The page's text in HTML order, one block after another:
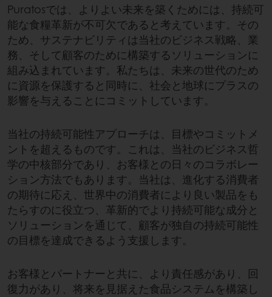
Puratosでは、よりよい未来を築くためには、持続可
能な食糧革新が不可欠であると考えています。その
ため、サステナビリティは当社のビジネス戦略、業
務、そして顧客のために構築するソリューションに
組み込まれています。私たちは、未来の世代のため
に資源を保護すると同時に、社会と地球にプラスの
影響を与えることにコミットしています。
当社の持続可能性アプローチは、目標やコミットメ
ントを超えるものです。これは、当社のビジネス哲
学の中核部分であり、お客様との日々のコラボレー
ション方法でもあります。当社は、進化する消費者
の期待に応え、世界中の消費者により良い製品をも
たらすのに役立つ、革新的でより持続可能な成分と
ソリューションを通じて、顧客が独自の持続可能性
の目標を達成できるよう支援します。
お客様とパートナーと共に、より責任感があり、回
復力があり、将来を見据えた食品システムを構築し